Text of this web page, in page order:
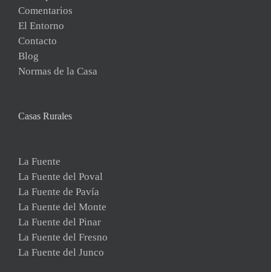
Comentarios
El Entorno
Contacto
Blog
Normas de la Casa
Casas Rurales
La Fuente
La Fuente del Poval
La Fuente de Pavía
La Fuente del Monte
La Fuente del Pinar
La Fuente del Fresno
La Fuente del Junco